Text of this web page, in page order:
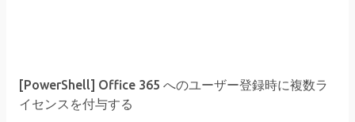
[PowerShell] Office 365 へのユーザー登録時に複数ラ
イセンスを付与する